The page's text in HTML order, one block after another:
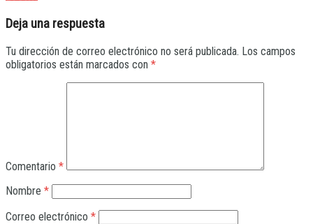
Deja una respuesta
Tu dirección de correo electrónico no será publicada. Los campos
obligatorios están marcados con *
Comentario *
Nombre *
Correo electrónico *